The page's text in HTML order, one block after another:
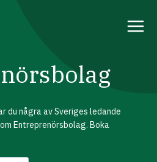
du några av Sveriges ledande
Entreprenörsbolag. Boka